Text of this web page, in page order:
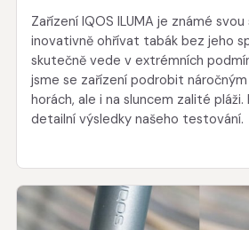
Zařízení IQOS ILUMA je známé
inovativně ohřívat tabák bez jeho
skutečně vede v extrémních
jsme se zařízení podrobit
horách, ale i na sluncem zalité pláži.
detailní výsledky našeho testování.